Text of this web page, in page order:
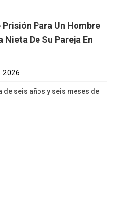
Prisión Para Un Hombre
Nieta De Su Pareja En
2026
de seis años y seis meses de